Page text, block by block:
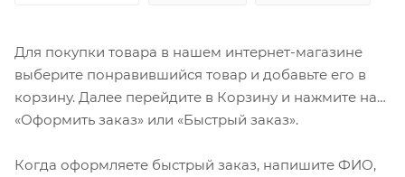
Для покупки товара в нашем интернет-магазине
выберите понравившийся товар и добавьте его в
корзину. Далее перейдите в Корзину и нажмите на
«Оформить заказ» или «Быстрый заказ».
Когда оформляете быстрый заказ, напишите ФИО,